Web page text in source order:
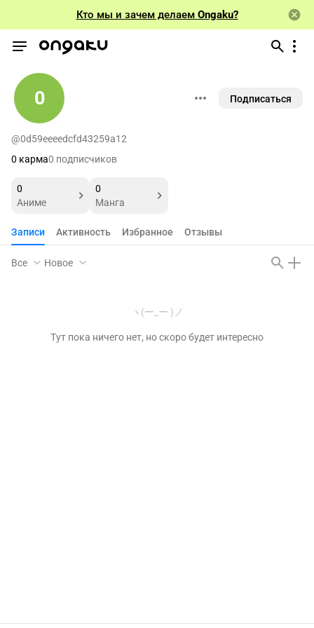
Кто мы и зачем делаем Ongaku?
0 Подписаться
@0d59eeeedcfd43259a12
0 карма0 подписчиков
0
Аниме
0
Манга
Записи Активность Избранное Отзывы
Все Новое
ヽ(ー_ー )ノ
Тут пока ничего нет, но скоро будет интересно